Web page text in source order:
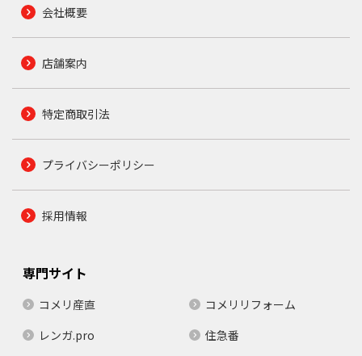
会社概要
店舗案内
特定商取引法
プライバシーポリシー
採用情報
専門サイト
コメリ産直
コメリリフォーム
レンガ.pro
住急番